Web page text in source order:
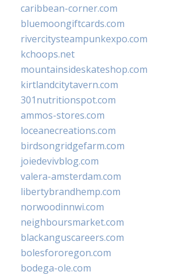
caribbean-corner.com
bluemoongiftcards.com
rivercitysteampunkexpo.com
kchoops.net
mountainsideskateshop.com
kirtlandcitytavern.com
301nutritionspot.com
ammos-stores.com
loceanecreations.com
birdsongridgefarm.com
joiedevivblog.com
valera-amsterdam.com
libertybrandhemp.com
norwoodinnwi.com
neighboursmarket.com
blackanguscareers.com
bolesfororegon.com
bodega-ole.com